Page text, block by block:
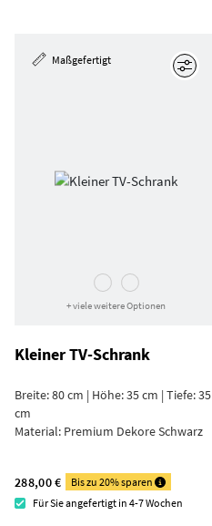
Maßgefertigt
+ viele weitere Optionen
Kleiner TV-Schrank
Breite: 80 cm | Höhe: 35 cm | Tiefe: 35
cm
Material: Premium Dekore Schwarz
288,00 €
Bis zu 20% sparen
Für Sie angefertigt in 4-7 Wochen